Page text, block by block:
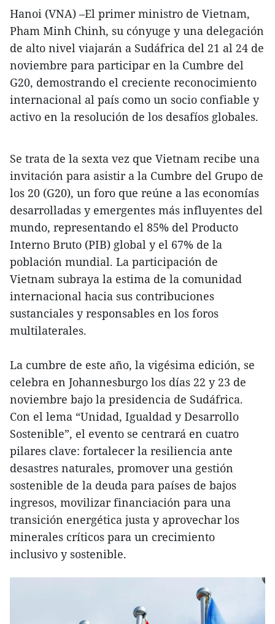
Hanoi (VNA) –El primer ministro de Vietnam,
Pham Minh Chinh, su cónyuge y una delegación
de alto nivel viajarán a Sudáfrica del 21 al 24 de
noviembre para participar en la Cumbre del
G20, demostrando el creciente reconocimiento
internacional al país como un socio confiable y
activo en la resolución de los desafíos globales.
Se trata de la sexta vez que Vietnam recibe una
invitación para asistir a la Cumbre del Grupo de
los 20 (G20), un foro que reúne a las economías
desarrolladas y emergentes más influyentes del
mundo, representando el 85% del Producto
Interno Bruto (PIB) global y el 67% de la
población mundial. La participación de
Vietnam subraya la estima de la comunidad
internacional hacia sus contribuciones
sustanciales y responsables en los foros
multilaterales.
La cumbre de este año, la vigésima edición, se
celebra en Johannesburgo los días 22 y 23 de
noviembre bajo la presidencia de Sudáfrica.
Con el lema “Unidad, Igualdad y Desarrollo
Sostenible”, el evento se centrará en cuatro
pilares clave: fortalecer la resiliencia ante
desastres naturales, promover una gestión
sostenible de la deuda para países de bajos
ingresos, movilizar financiación para una
transición energética justa y aprovechar los
minerales críticos para un crecimiento
inclusivo y sostenible.